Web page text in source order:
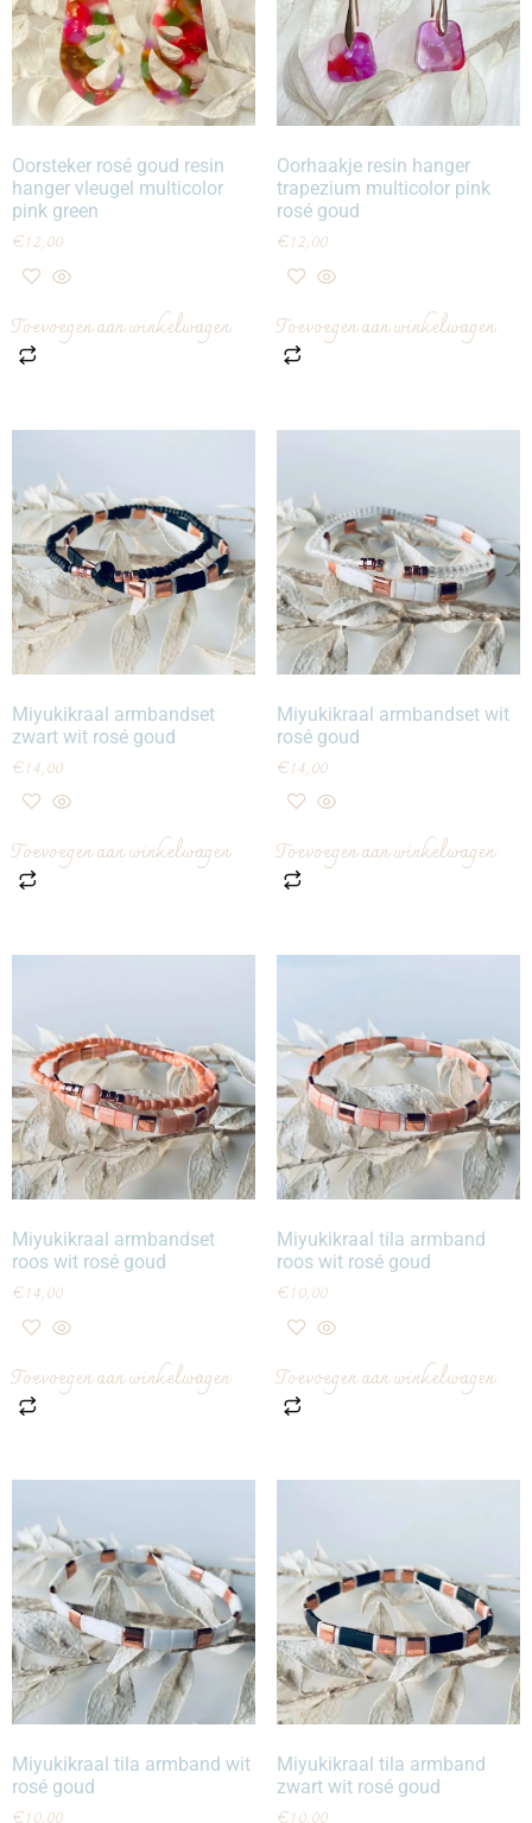
Oorsteker rosé goud resin
hanger vleugel multicolor
pink green
€12,00
Toevoegen aan winkelwagen
Oorhaakje resin hanger
trapezium multicolor pink
rosé goud
€12,00
Toevoegen aan winkelwagen
Miyukikraal armbandset
zwart wit rosé goud
€14,00
Toevoegen aan winkelwagen
Miyukikraal armbandset wit
rosé goud
€14,00
Toevoegen aan winkelwagen
Miyukikraal armbandset
roos wit rosé goud
€14,00
Toevoegen aan winkelwagen
Miyukikraal tila armband
roos wit rosé goud
€10,00
Toevoegen aan winkelwagen
Miyukikraal tila armband wit
rosé goud
Miyukikraal tila armband
zwart wit rosé goud